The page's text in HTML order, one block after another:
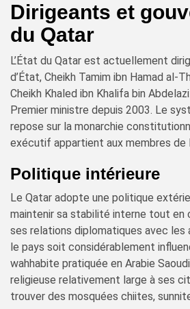
Dirigeants et
du Qatar
L’État du Qatar est actuellement
d’État, Cheikh Tamim ibn Hamad al-
Cheikh Khaled ibn Khalifa bin
Premier ministre depuis 2003. Le
repose sur la monarchie
exécutif appartient aux membres de
Politique intérieure
Le Qatar adopte une politique
maintenir sa stabilité interne tout en
ses relations diplomatiques avec les
le pays soit considérablement
wahhabite pratiquée en Arabie
religieuse relativement large à ses
trouver des mosquées chiites,